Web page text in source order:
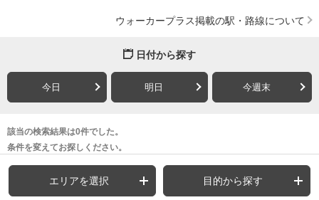
ウォーカープラス掲載の駅・路線について
日付から探す
今日 明日 今週末
該当の検索結果は0件でした。
条件を変えてお探しください。
エリアを選択 目的から探す